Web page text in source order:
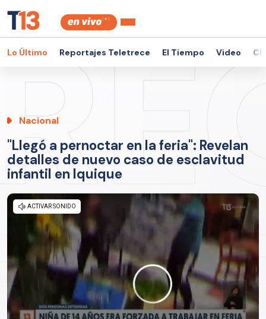
Lo Último Reportajes Teletrece El Tiempo Video
Nacional
"Llegó a pernoctar en la feria": Revelan
detalles de nuevo caso de esclavitud
infantil en Iquique